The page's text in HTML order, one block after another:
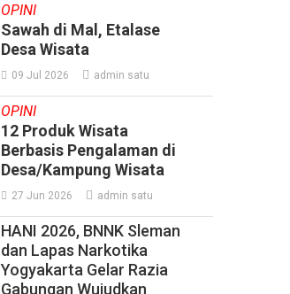
OPINI
Sawah di Mal, Etalase
Desa Wisata
09 Jul 2026 admin satu
OPINI
12 Produk Wisata
Berbasis Pengalaman di
Desa/Kampung Wisata
27 Jun 2026 admin satu
HANI 2026, BNNK Sleman
dan Lapas Narkotika
Yogyakarta Gelar Razia
Gabungan Wujudkan